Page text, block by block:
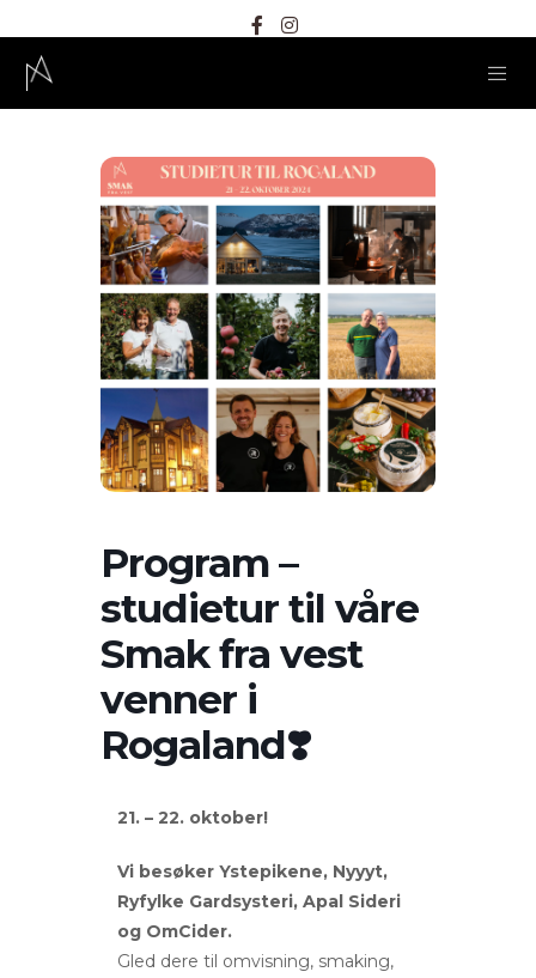
Program –
studietur til våre
Smak fra vest
venner i
Rogaland❣️
21. – 22. oktober!
Vi besøker Ystepikene, Nyyyt,
Ryfylke Gardsysteri, Apal Sideri
og OmCider.
Gled dere til omvisning, smaking,